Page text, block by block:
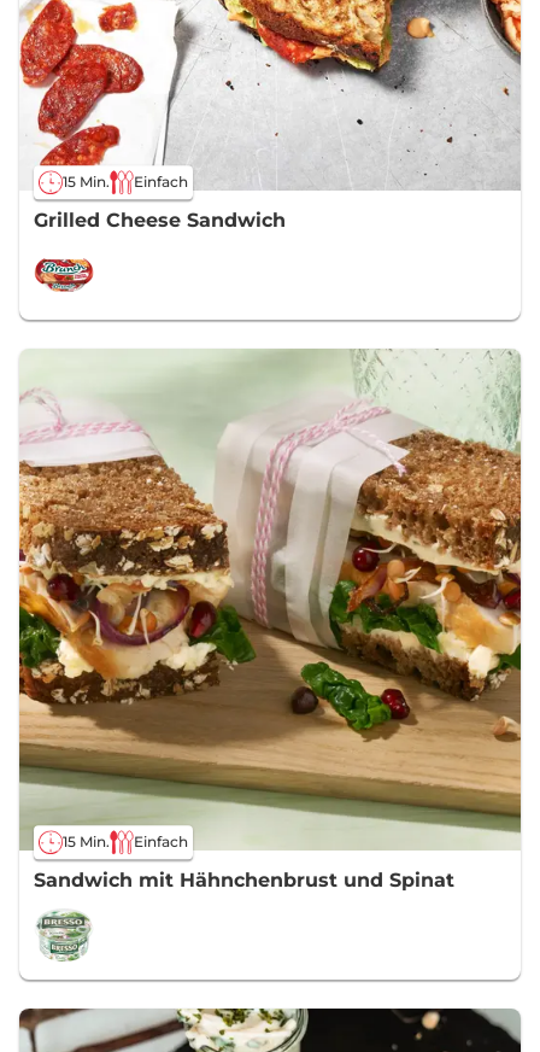
15 Min. Einfach
Grilled Cheese Sandwich
15 Min. Einfach
Sandwich mit Hähnchenbrust und Spinat